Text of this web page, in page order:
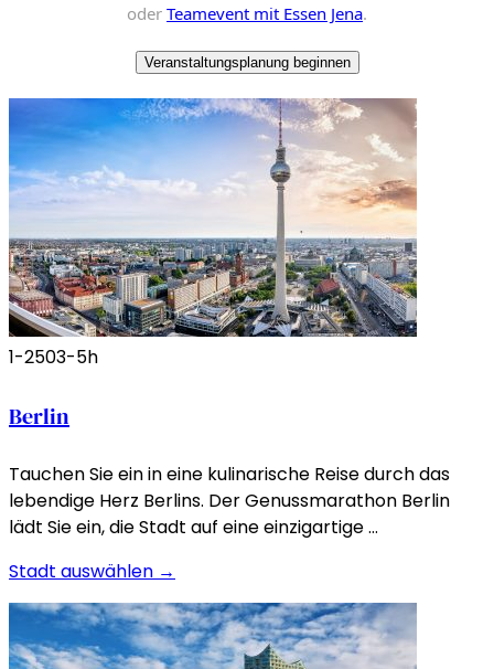
oder Teamevent mit Essen Jena.
Veranstaltungsplanung beginnen
1-2503-5h
Berlin
Tauchen Sie ein in eine kulinarische Reise durch das
lebendige Herz Berlins. Der Genussmarathon Berlin
lädt Sie ein, die Stadt auf eine einzigartige …
Stadt auswählen →